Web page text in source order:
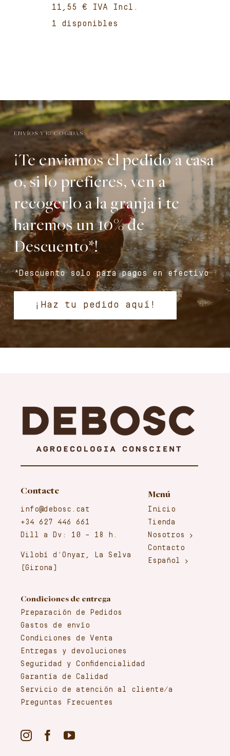
€
1 disponibles
ENVÍOS Y RECOGIDAS
¡Te enviamos el pedido a casa
o, si lo prefieres, ven a
recogerlo a la granja i te
haremos un 10% de
Descuento*!
*Descuento solo para pagos en efectivo
¡Haz tu pedido aquí!
Menú
Inicio
Tienda
Nosotros
Contacto
Español
Contacte
info@debosc.cat
+34 627 446 661
Dill a Dv: 10 – 18 h.
Vilobí d’Onyar, La Selva
(Girona)
Condiciones de entrega
Preparación de Pedidos
Gastos de envío
Condiciones de Venta
Entregas y devoluciones
Seguridad y Confidencialidad
Garantía de Calidad
Servicio de atención al cliente/a
Preguntas Frecuentes